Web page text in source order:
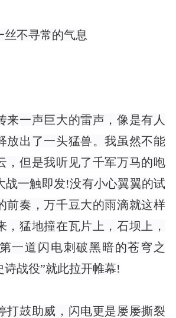
丝不寻常的气息
来一声巨大的雷声，像是有人
放出了一头猛兽。我虽然不能
，但是我听见了千军万马的咆
战一触即发!没有小心翼翼的试
前奏，万千豆大的雨滴就这样
，猛地撞在瓦片上，石坝上，
一道闪电刺破黑暗的苍穹之
诗战役”就此拉开帷幕!
打鼓助威，闪电更是屡屡撕裂